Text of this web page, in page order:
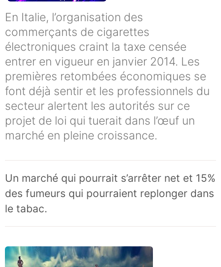
En Italie, l’organisation des
commerçants de cigarettes
électroniques craint la taxe censée
entrer en vigueur en janvier 2014. Les
premières retombées économiques se
font déjà sentir et les professionnels du
secteur alertent les autorités sur ce
projet de loi qui tuerait dans l’œuf un
marché en pleine croissance.
Un marché qui pourrait s’arrêter net et 15%
des fumeurs qui pourraient replonger dans
le tabac.